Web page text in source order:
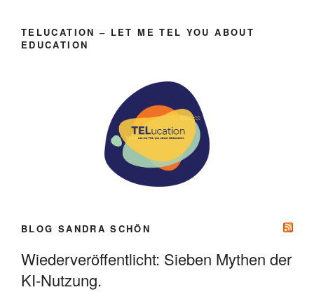
TELUCATION – LET ME TEL YOU ABOUT
EDUCATION
BLOG SANDRA SCHÖN
Wiederveröffentlicht: Sieben Mythen der
KI-Nutzung.